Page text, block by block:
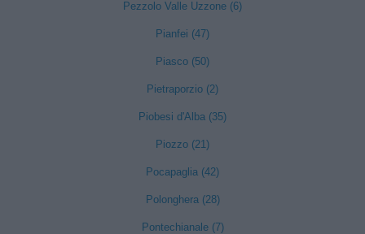
Pezzolo Valle Uzzone (6)
Pianfei (47)
Piasco (50)
Pietraporzio (2)
Piobesi d'Alba (35)
Piozzo (21)
Pocapaglia (42)
Polonghera (28)
Pontechianale (7)